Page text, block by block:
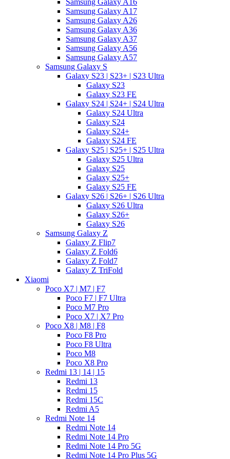
Samsung Galaxy A16
Samsung Galaxy A17
Samsung Galaxy A26
Samsung Galaxy A36
Samsung Galaxy A37
Samsung Galaxy A56
Samsung Galaxy A57
Samsung Galaxy S
Galaxy S23 | S23+ | S23 Ultra
Galaxy S23
Galaxy S23 FE
Galaxy S24 | S24+ | S24 Ultra
Galaxy S24 Ultra
Galaxy S24
Galaxy S24+
Galaxy S24 FE
Galaxy S25 | S25+ | S25 Ultra
Galaxy S25 Ultra
Galaxy S25
Galaxy S25+
Galaxy S25 FE
Galaxy S26 | S26+ | S26 Ultra
Galaxy S26 Ultra
Galaxy S26+
Galaxy S26
Samsung Galaxy Z
Galaxy Z Flip7
Galaxy Z Fold6
Galaxy Z Fold7
Galaxy Z TriFold
Xiaomi
Poco X7 | M7 | F7
Poco F7 | F7 Ultra
Poco M7 Pro
Poco X7 | X7 Pro
Poco X8 | M8 | F8
Poco F8 Pro
Poco F8 Ultra
Poco M8
Poco X8 Pro
Redmi 13 | 14 | 15
Redmi 13
Redmi 15
Redmi 15C
Redmi A5
Redmi Note 14
Redmi Note 14
Redmi Note 14 Pro
Redmi Note 14 Pro 5G
Redmi Note 14 Pro Plus 5G